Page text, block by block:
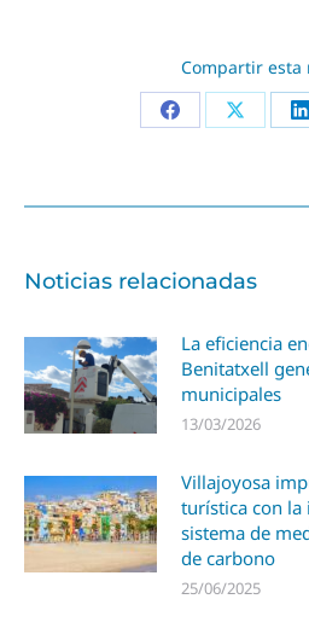
Compartir esta
Noticias relacionadas
La eficiencia
Benitatxell
municipales
13/03/2026
Villajoyosa
turística con la
sistema de
de carbono
25/06/2025